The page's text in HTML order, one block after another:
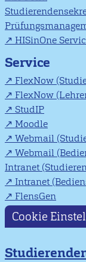
HISinOne
Service
FlexNow
FlexNow
StudIP
Moodle
Webmail
Webmail
Intranet
Intranet
FlensGen
Cookie